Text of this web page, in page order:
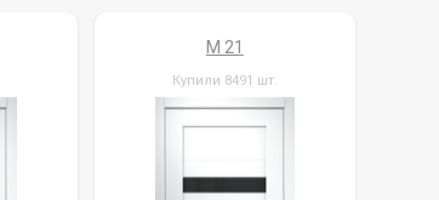
M 21
Купили 8491 шт.